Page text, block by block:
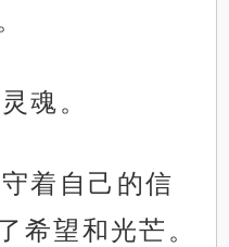
魂。
着自己的信
希望和光芒。